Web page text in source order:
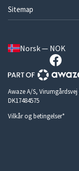
Sitemap
Norsk — NOK
Awaze A/S,
DK17484575
Vilkår og betingelser*